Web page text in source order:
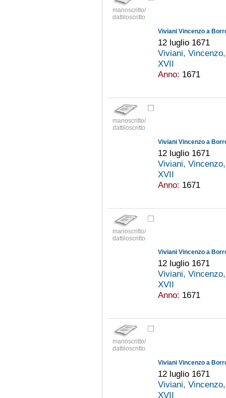
manoscritto/
dattiloscritto
Viviani Vincenzo a
12 luglio 1671
Viviani,
XVII
Anno: 1671
manoscritto/
dattiloscritto
Viviani Vincenzo a
12 luglio 1671
Viviani,
XVII
Anno: 1671
manoscritto/
dattiloscritto
Viviani Vincenzo a
12 luglio 1671
Viviani,
XVII
Anno: 1671
manoscritto/
dattiloscritto
Viviani Vincenzo a
12 luglio 1671
Viviani,
XVII